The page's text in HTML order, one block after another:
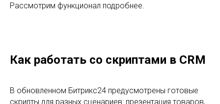
Рассмотрим функционал подробнее.
Как работать со скриптами в CRM
В обновленном Битрикс24 предусмотрены готовые
скрипты для разных сценариев: презентация товаров,